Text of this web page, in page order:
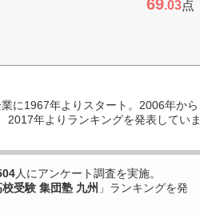
69.03点
に1967年よりスタート。2006年から
2017年よりランキングを発表していま
人にアンケート調査を実施。
校受験 集団塾 九州 」ランキングを発